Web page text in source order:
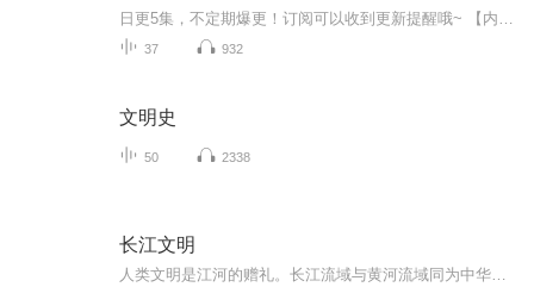
37 932
文明史
50 2338
长江文明